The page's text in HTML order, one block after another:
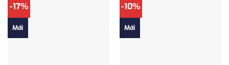
-17%
Mới
-10%
Mới